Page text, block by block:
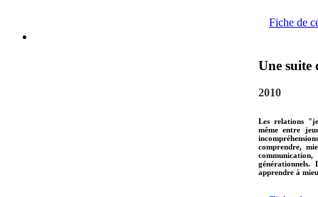
Fiche de
Une suite
2010
Les relations
même entre
comprendre,
apprendre à